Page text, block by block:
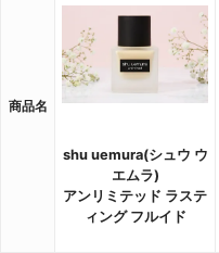
商品名
shu uemura(シュウ ウ
エムラ)
アンリミテッド ラステ
ィング フルイド